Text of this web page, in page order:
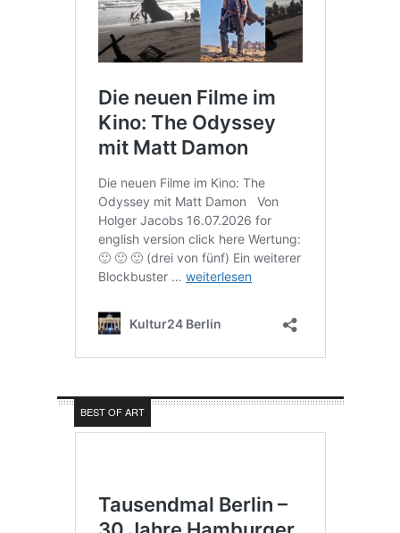
BEST OF ART